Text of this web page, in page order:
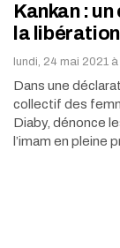
Kankan :
la
lundi, 24 mai 2021 à
Dans une
collectif des
Diaby, dénonce
l’imam en pleine